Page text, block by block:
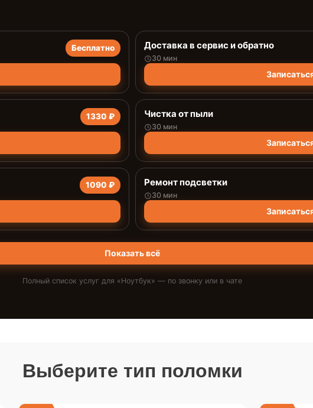
Бесплатно Доставка в сервис и обратно
30 мин
1330 ₽ Чистка от пыли
30 мин
1090 ₽ Ремонт подсветки
30 мин
Показать всё
Полный список услуг для «Ноутбук» — по звонку или в чате
Выберите тип поломки